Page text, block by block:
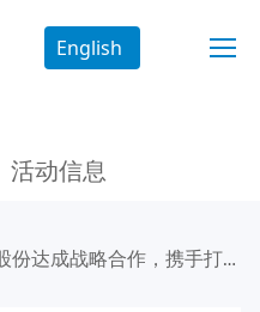
English
活动信息
作，携手打造ADC药物研发生产供应链新生态